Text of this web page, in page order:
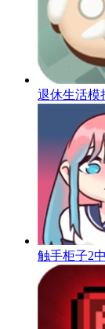
退休生活模
触手柜子2